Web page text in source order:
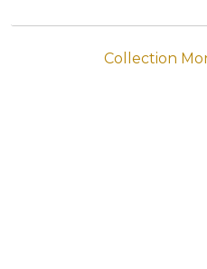
Collection